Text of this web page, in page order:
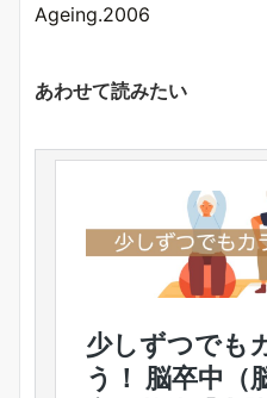
Ageing.2006
あわせて読みたい